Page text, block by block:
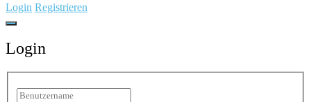
Login Registrieren
Login